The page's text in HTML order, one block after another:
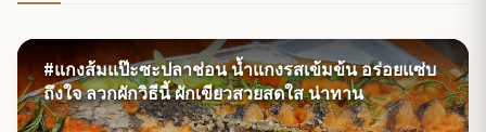
#แกงส้มแป๊ะซะปลาช่อน น้ำแกงรสเข้มข้น อร่อยแซ่บ
ถึงใจ ลวกผักวิธีนี้ ผักเขียวสวยสดใส น่าทาน